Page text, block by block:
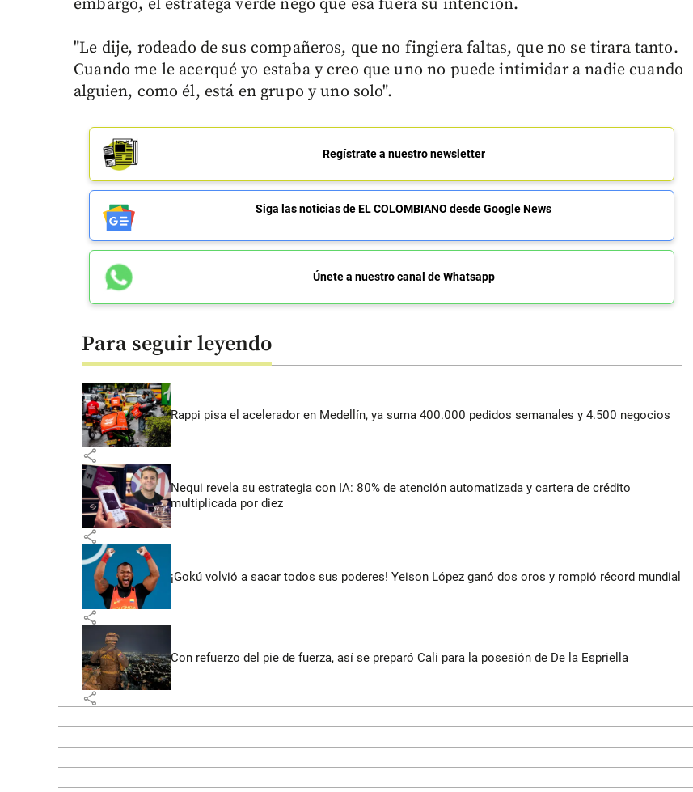
embargo, el estratega verde negó que esa fuera su intención.
"Le dije, rodeado de sus compañeros, que no fingiera faltas, que no se tirara tanto.
Cuando me le acerqué yo estaba y creo que uno no puede intimidar a nadie cuando
alguien, como él, está en grupo y uno solo".
Regístrate a nuestro newsletter
Siga las noticias de EL COLOMBIANO desde Google News
Únete a nuestro canal de Whatsapp
Para seguir leyendo
Rappi pisa el acelerador en Medellín, ya suma 400.000 pedidos semanales y 4.500 negocios
share
Nequi revela su estrategia con IA: 80% de atención automatizada y cartera de crédito
multiplicada por diez
share
¡Gokú volvió a sacar todos sus poderes! Yeison López ganó dos oros y rompió récord mundial
share
Con refuerzo del pie de fuerza, así se preparó Cali para la posesión de De la Espriella
share